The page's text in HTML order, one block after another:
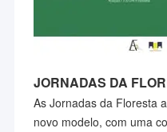
JORNADAS DA
As Jornadas da Floresta
novo modelo, com uma